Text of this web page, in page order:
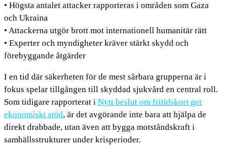
• Högsta antalet attacker rapporteras i områden som Gaza
och Ukraina
• Attackerna utgör brott mot internationell humanitär rätt
• Experter och myndigheter kräver stärkt skydd och
förebyggande åtgärder
I en tid där säkerheten för de mest sårbara grupperna är i
fokus spelar tillgången till skyddad sjukvård en central roll.
Som tidigare rapporterat i Nytt beslut om fritidskort ger
ekonomiskt stöd, är det avgörande inte bara att hjälpa de
direkt drabbade, utan även att bygga motståndskraft i
samhällsstrukturer under krisperioder.